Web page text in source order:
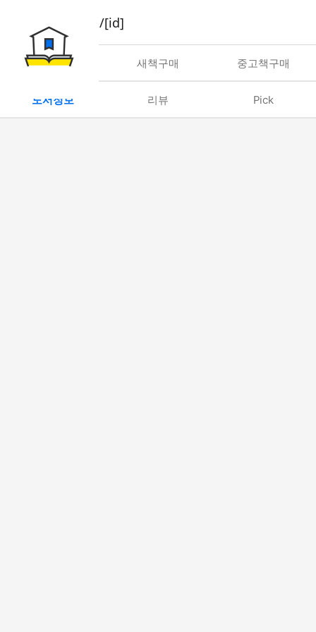
book/rent/[id]
대여 새책구매 중고책구매
도서정보 리뷰 Pick